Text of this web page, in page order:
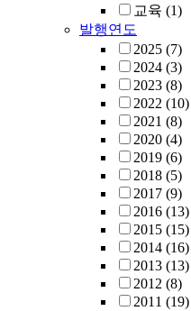
교육 (1)
발행연도
2025 (7)
2024 (3)
2023 (8)
2022 (10)
2021 (8)
2020 (4)
2019 (6)
2018 (5)
2017 (9)
2016 (13)
2015 (15)
2014 (16)
2013 (13)
2012 (8)
2011 (19)